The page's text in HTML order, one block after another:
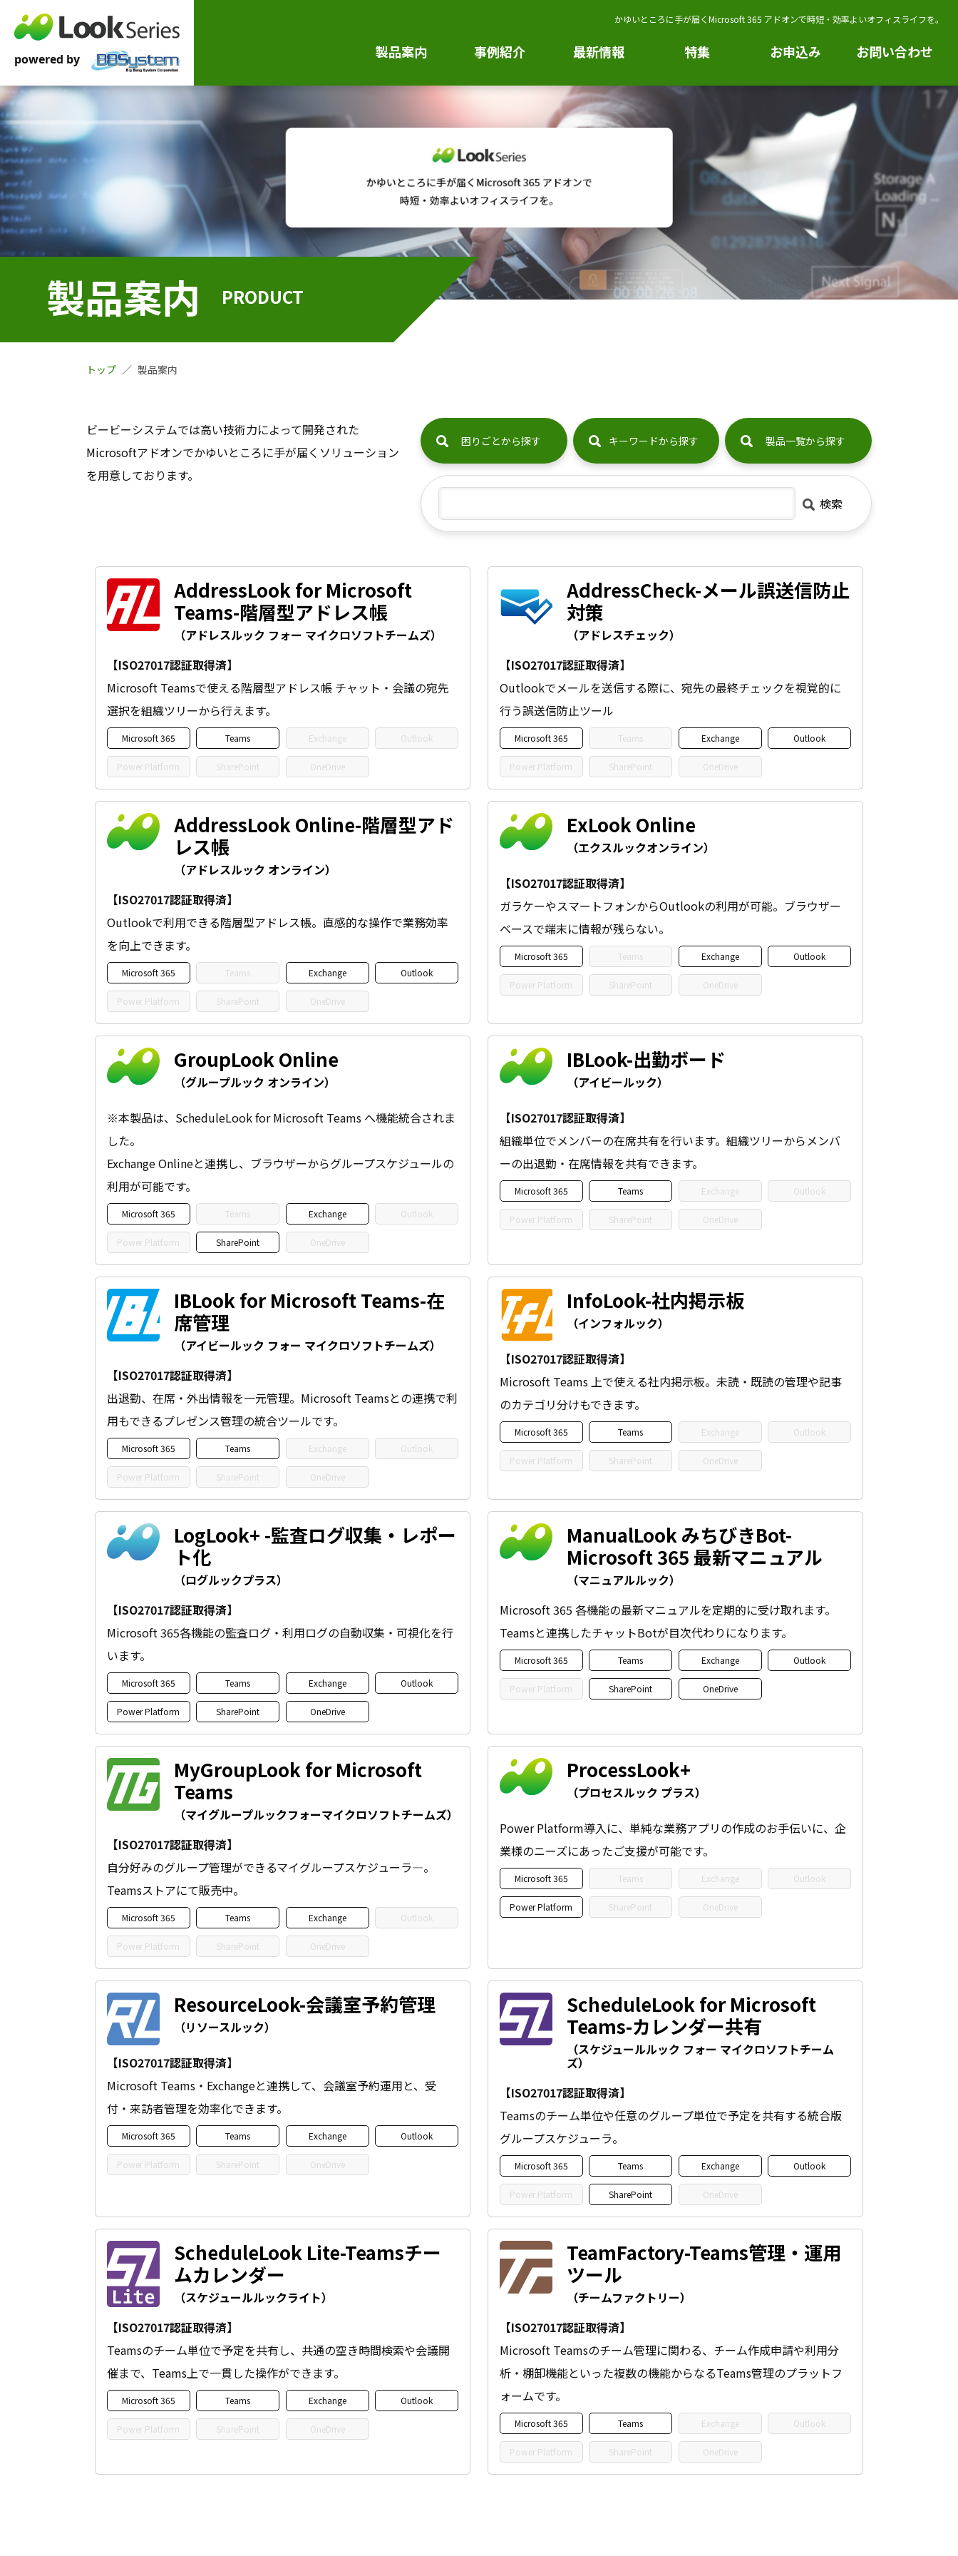
かゆいところに手が届くMicrosoft 365 アドオンで時短・効率よいオフィスライフを。
製品案内 事例紹介 最新情報 特集 お申込み お問い合わせ
製品案内 PRODUCT
トップ 製品案内
ビービーシステムでは高い技術力によって開発された
Microsoftアドオンでかゆいところに手が届くソリューション
を用意しております。
困りごとから探す キーワードから探す 製品一覧から探す
検索
AddressLook for Microsoft
Teams-階層型アドレス帳
（アドレスルック フォー マイクロソフトチームズ）
【ISO27017認証取得済】
Microsoft Teamsで使える階層型アドレス帳 チャット・会議の宛先
選択を組織ツリーから行えます。
Microsoft 365 Teams Exchange Outlook
Power Platform SharePoint OneDrive
AddressCheck-メール誤送信防止
対策
（アドレスチェック）
【ISO27017認証取得済】
Outlookでメールを送信する際に、宛先の最終チェックを視覚的に
行う誤送信防止ツール
Microsoft 365 Teams Exchange Outlook
Power Platform SharePoint OneDrive
AddressLook Online-階層型アド
レス帳
（アドレスルック オンライン）
【ISO27017認証取得済】
Outlookで利用できる階層型アドレス帳。直感的な操作で業務効率
を向上できます。
Microsoft 365 Teams Exchange Outlook
Power Platform SharePoint OneDrive
ExLook Online
（エクスルックオンライン）
【ISO27017認証取得済】
ガラケーやスマートフォンからOutlookの利用が可能。ブラウザー
ベースで端末に情報が残らない。
Microsoft 365 Teams Exchange Outlook
Power Platform SharePoint OneDrive
GroupLook Online
（グループルック オンライン）
※本製品は、ScheduleLook for Microsoft Teams へ機能統合されま
した。
Exchange Onlineと連携し、ブラウザーからグループスケジュールの
利用が可能です。
Microsoft 365 Teams Exchange Outlook
Power Platform SharePoint OneDrive
IBLook-出勤ボード
（アイビールック）
【ISO27017認証取得済】
組織単位でメンバーの在席共有を行います。組織ツリーからメンバ
ーの出退勤・在席情報を共有できます。
Microsoft 365 Teams Exchange Outlook
Power Platform SharePoint OneDrive
IBLook for Microsoft Teams-在
席管理
（アイビールック フォー マイクロソフトチームズ）
【ISO27017認証取得済】
出退勤、在席・外出情報を一元管理。Microsoft Teamsとの連携で利
用もできるプレゼンス管理の統合ツールです。
Microsoft 365 Teams Exchange Outlook
Power Platform SharePoint OneDrive
InfoLook-社内掲示板
（インフォルック）
【ISO27017認証取得済】
Microsoft Teams 上で使える社内掲示板。未読・既読の管理や記事
のカテゴリ分けもできます。
Microsoft 365 Teams Exchange Outlook
Power Platform SharePoint OneDrive
LogLook+ -監査ログ収集・レポー
ト化
（ログルックプラス）
【ISO27017認証取得済】
Microsoft 365各機能の監査ログ・利用ログの自動収集・可視化を行
います。
Microsoft 365 Teams Exchange Outlook
Power Platform SharePoint OneDrive
ManualLook みちびきBot-
Microsoft 365 最新マニュアル
（マニュアルルック）
Microsoft 365 各機能の最新マニュアルを定期的に受け取れます。
Teamsと連携したチャットBotが目次代わりになります。
Microsoft 365 Teams Exchange Outlook
Power Platform SharePoint OneDrive
MyGroupLook for Microsoft
Teams
（マイグループルックフォーマイクロソフトチームズ）
【ISO27017認証取得済】
自分好みのグループ管理ができるマイグループスケジューラ―。
Teamsストアにて販売中。
Microsoft 365 Teams Exchange Outlook
Power Platform SharePoint OneDrive
ProcessLook+
（プロセスルック プラス）
Power Platform導入に、単純な業務アプリの作成のお手伝いに、企
業様のニーズにあったご支援が可能です。
Microsoft 365 Teams Exchange Outlook
Power Platform SharePoint OneDrive
ResourceLook-会議室予約管理
（リソースルック）
【ISO27017認証取得済】
Microsoft Teams・Exchangeと連携して、会議室予約運用と、受
付・来訪者管理を効率化できます。
Microsoft 365 Teams Exchange Outlook
Power Platform SharePoint OneDrive
ScheduleLook for Microsoft
Teams-カレンダー共有
（スケジュールルック フォー マイクロソフトチーム
ズ）
【ISO27017認証取得済】
Teamsのチーム単位や任意のグループ単位で予定を共有する統合版
グループスケジューラ。
Microsoft 365 Teams Exchange Outlook
Power Platform SharePoint OneDrive
ScheduleLook Lite-Teamsチー
ムカレンダー
（スケジュールルックライト）
【ISO27017認証取得済】
Teamsのチーム単位で予定を共有し、共通の空き時間検索や会議開
催まで、Teams上で一貫した操作ができます。
Microsoft 365 Teams Exchange Outlook
Power Platform SharePoint OneDrive
TeamFactory-Teams管理・運用
ツール
（チームファクトリー）
【ISO27017認証取得済】
Microsoft Teamsのチーム管理に関わる、チーム作成申請や利用分
析・棚卸機能といった複数の機能からなるTeams管理のプラットフ
ォームです。
Microsoft 365 Teams Exchange Outlook
Power Platform SharePoint OneDrive